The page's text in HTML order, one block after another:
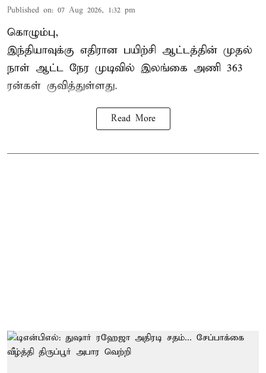
Published on: 07 Aug 2026, 1:32 pm
கொழும்பு,
இந்தியாவுக்கு எதிரான பயிற்சி ஆட்டத்தின் முதல்
நாள் ஆட்ட நேர முடிவில் இலங்கை அணி 363
ரன்கள் குவித்துள்ளது.
Read More